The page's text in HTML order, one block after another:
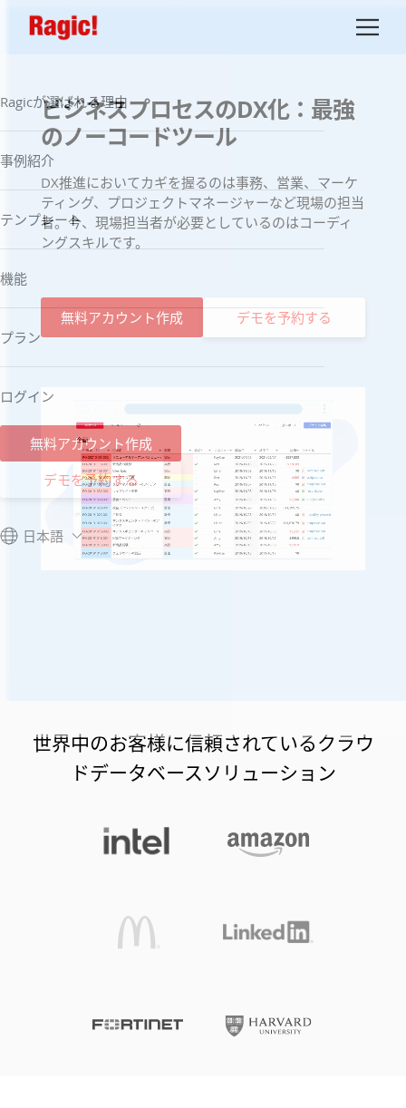
Ragicが選ばれる理由
事例紹介
テンプレート
機能
プラン
ログイン
無料アカウント作成
デモを予約する
日本語
ビジネスプロセスのDX化：最強
のノーコードツール
DX推進においてカギを握るのは事務、営業、マーケ
ティング、プロジェクトマネージャーなど現場の担当
者。今、現場担当者が必要としているのはコーディ
ングスキルです。
無料アカウント作成 デモを予約する
Unmute
世界中のお客様に信頼されているクラウ
ドデータベースソリューション